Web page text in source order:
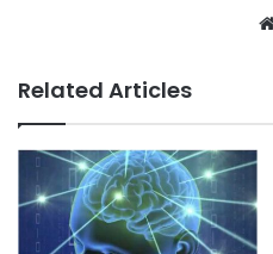
Related Articles